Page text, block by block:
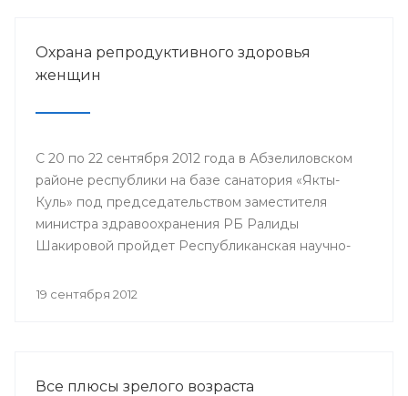
Охрана репродуктивного здоровья
женщин
С 20 по 22 сентября 2012 года в Абзелиловском
районе республики на базе санатория «Якты-
Куль» под председательством заместителя
министра здравоохранения РБ Ралиды
Шакировой пройдет Республиканская научно-
репродуктивного здоровья женщин и питание
19 сентября 2012
Все плюсы зрелого возраста